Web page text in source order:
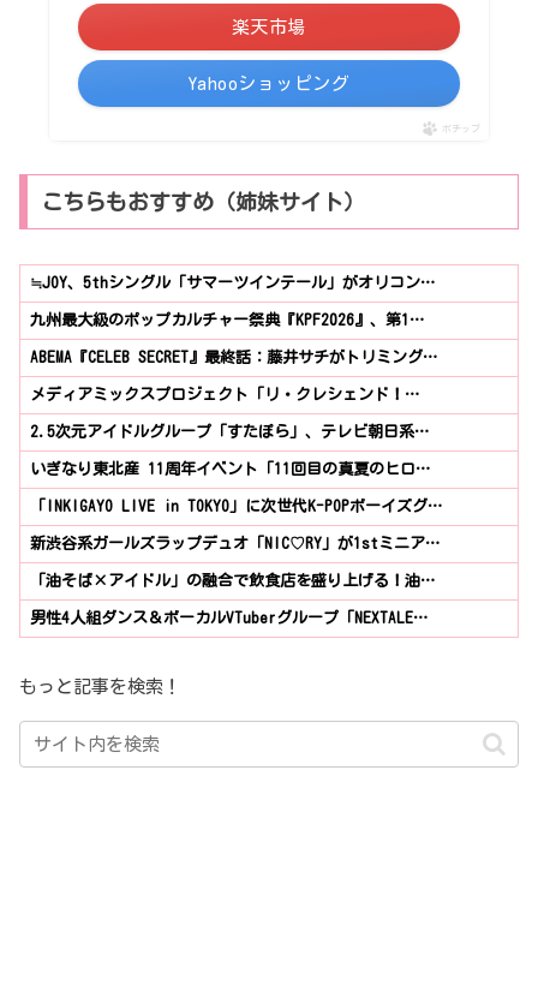
楽天市場
Yahooショッピング
ポチップ
こちらもおすすめ（姉妹サイト）
≒JOY、5thシングル「サマーツインテール」がオリコン…
九州最大級のポップカルチャー祭典『KPF2026』、第1…
ABEMA『CELEB SECRET』最終話：藤井サチがトリミング…
メディアミックスプロジェクト「リ・クレシェンド！…
2.5次元アイドルグループ「すたぽら」、テレビ朝日系…
いぎなり東北産 11周年イベント「11回目の真夏のヒロ…
「INKIGAYO LIVE in TOKYO」に次世代K-POPボーイズグ…
新渋谷系ガールズラップデュオ「NIC♡RY」が1stミニア…
「油そば×アイドル」の融合で飲食店を盛り上げる！油…
男性4人組ダンス＆ボーカルVTuberグループ「NEXTALE…
もっと記事を検索！